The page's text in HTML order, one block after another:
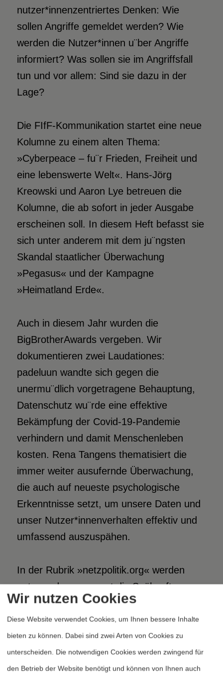
nutzer*innenzentriertes Denken: Wie
sollen Angriffe gemeldet werden? Wie
werden die Nutzer*innen u¨ber Angriffe
informiert? Was sollen sie im Angriffsfall
tun und vor allem: Sind sie dazu in der
Lage?
Die FIfF-Kommunikation startet eine neue
Kolumne zu einem alten Thema:
»Cyberpeace – fu¨r Frieden, Freiheit und
eine lebenswerte Welt«. Hans-Jörg
Kreowski und Aaron Lye betreuen die
Kolumne, die ab sofort in jeder Ausgabe
erscheinen soll. In diesem Heft befasst sie
sich unter anderem mit dem ju¨ngsten
Skandal staatlicher Überwachung
»Pegasus« und der Kampagne
»Heimatland Erde«.
Auch in diesem Jahr wurden die
BigBrother­Awards vergeben. Wir
dokumentieren zwei Laudationes:
padeluun wandte sich gegen die
unermu¨dlich vorgetragene Behauptung,
Datenschutz wu¨rde eine effektive
Bekämpfung der Covid-19-Pandemie
verhindern und damit Menschenleben
kosten. Rena Tangens thematisiert die
immer weiter ausufernde Überwachung,
die auch auf neueste psychologische
Erkenntnisse setzt, um unsere Daten und
unser Nutzer*innenverhalten effektiv und
umfassend auszuspähen.
In der Rubrik »netzpolitik.org« werden
unter anderem erneut die Spähsoftware
Pegasus, sowie die (nach heftigen
Protesten 2019) nun doch erschreckend
geräuschlos im Bundestag beschlossenen
Upload-Filter und die Defizite der
Digitalisierung angesichts der Pandemie
Wir nutzen Cookies
Diese Website verwendet Cookies, um Ihnen bessere Inhalte
bieten zu können. Dabei sind zwei Arten von Cookies zu
unterscheiden. Die notwendigen Cookies werden zwingend für
den Betrieb der Website benötigt und können von Ihnen auch